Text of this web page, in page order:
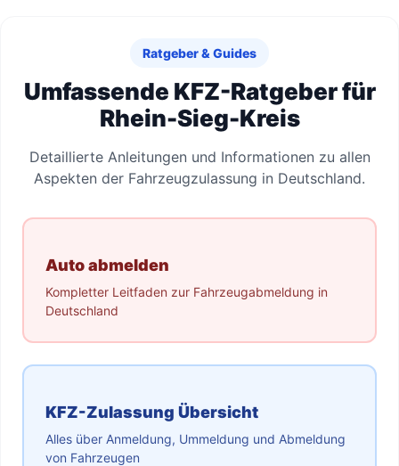
Ratgeber & Guides
Umfassende KFZ-Ratgeber für
Rhein-Sieg-Kreis
Detaillierte Anleitungen und Informationen zu allen
Aspekten der Fahrzeugzulassung in Deutschland.
Auto abmelden
Kompletter Leitfaden zur Fahrzeugabmeldung in
Deutschland
KFZ-Zulassung Übersicht
Alles über Anmeldung, Ummeldung und Abmeldung
von Fahrzeugen